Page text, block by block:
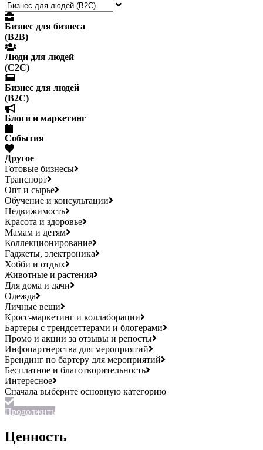
Бизнес для бизнеса
(B2B)
Люди для людей
(С2С)
Бизнес для людей
(B2C)
Блоги и маркетинг
События
Другое
Готовые бизнесы
Транспорт
Опт и сырье
Обучение и консультации
Недвижимость
Красота и здоровье
Мамам и детям
Коллекционирование
Гаджеты, электроника
Хобби и отдых
Животные и растения
Для дома и дачи
Одежда
Личные вещи
Кросс-маркетинг и коллаборации
Бартеры с трендсеттерами и блогерами
Промо и акции за отзывы и репосты
Инфопартнерства для мероприятий
Брендинг по бартеру для мероприятий
Бесплатное и благотворительность
Интересное
Продолжить
Ценность